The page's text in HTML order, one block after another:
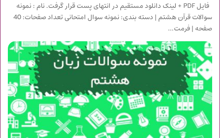
فایل PDF + لینک دانلود مستقیم در انتهای پست قرار گرفت. نام : نمونه
سوالات قرآن هشتم | دسته بندی: نمونه سوال امتحانی تعداد صفحات: 40
صفحه | فرمت…